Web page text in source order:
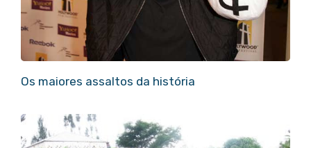
Os maiores assaltos da história